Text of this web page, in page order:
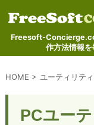
Freesoft-
作方法情報を
HOME > ユーティリティ
PCユー